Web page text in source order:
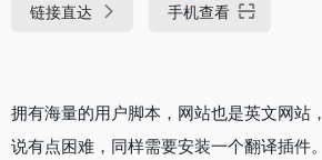
链接直达 手机查看
拥有海量的用户脚本，网站也是英文网站
说有点困难，同样需要安装一个翻译插件。